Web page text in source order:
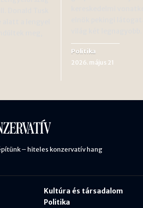
Politika
2026. május 21
– hiteles konzervatív hang
Kultúra és társadalom
Politika